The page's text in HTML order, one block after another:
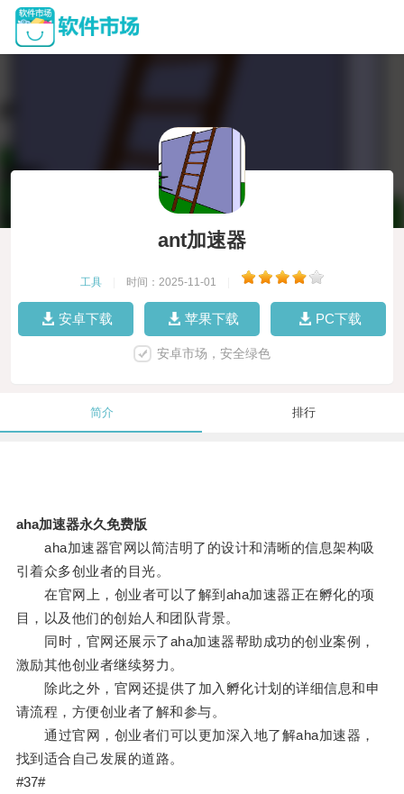
ant加速器
工具 时间：2025-11-01
安卓下载 苹果下载 PC下载
安卓市场，安全绿色
简介 排行
aha加速器永久免费版
aha加速器官网以简洁明了的设计和清晰的信息架构吸
引着众多创业者的目光。
在官网上，创业者可以了解到aha加速器正在孵化的项
目，以及他们的创始人和团队背景。
同时，官网还展示了aha加速器帮助成功的创业案例，
激励其他创业者继续努力。
除此之外，官网还提供了加入孵化计划的详细信息和申
请流程，方便创业者了解和参与。
通过官网，创业者们可以更加深入地了解aha加速器，
找到适合自己发展的道路。
#37#